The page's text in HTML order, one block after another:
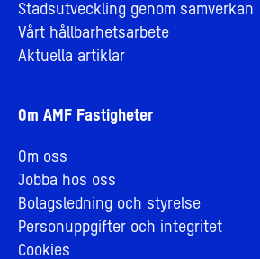
Stadsutveckling genom samverkan
Vårt hållbarhetsarbete
Aktuella artiklar
Om AMF Fastigheter
Om oss
Jobba hos oss
Bolagsledning och styrelse
Personuppgifter och integritet
Cookies